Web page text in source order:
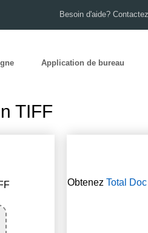
Besoin d'aide?
Application de bureau
TIFF
Obtenez Total